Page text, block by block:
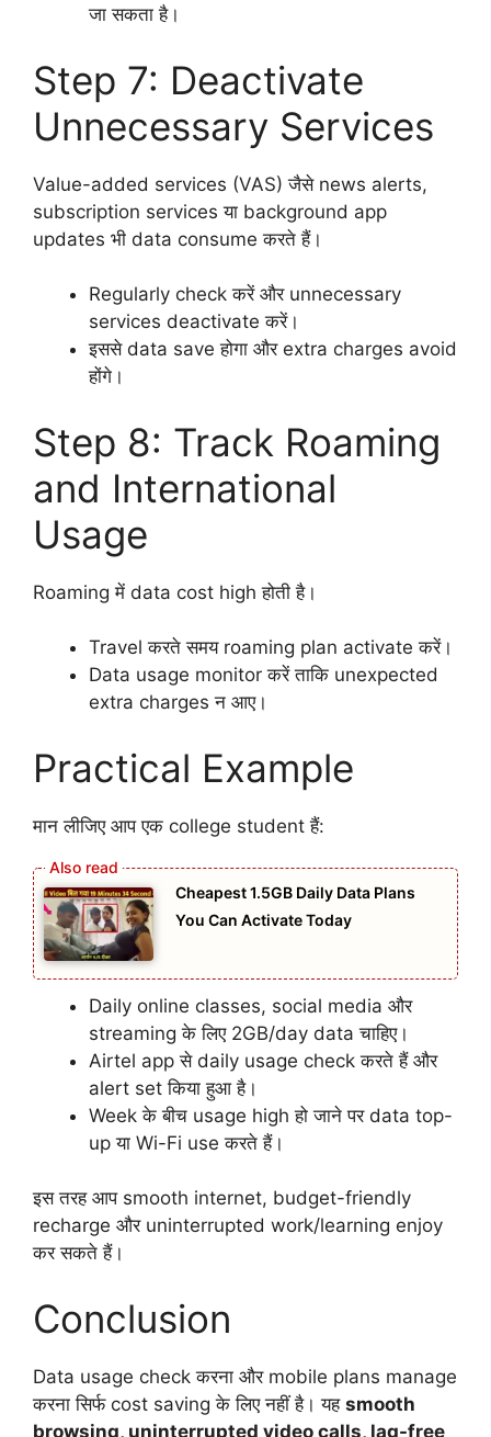
जा सकता है।
Step 7: Deactivate
Unnecessary Services
Value-added services (VAS) जैसे news alerts,
subscription services या background app
updates भी data consume करते हैं।
Regularly check करें और unnecessary
services deactivate करें।
इससे data save होगा और extra charges avoid
होंगे।
Step 8: Track Roaming
and International
Usage
Roaming में data cost high होती है।
Travel करते समय roaming plan activate करें।
Data usage monitor करें ताकि unexpected
extra charges न आए।
Practical Example
मान लीजिए आप एक college student हैं:
Cheapest 1.5GB Daily Data Plans
You Can Activate Today
Daily online classes, social media और
streaming के लिए 2GB/day data चाहिए।
Airtel app से daily usage check करते हैं और
alert set किया हुआ है।
Week के बीच usage high हो जाने पर data top-
up या Wi-Fi use करते हैं।
इस तरह आप smooth internet, budget-friendly
recharge और uninterrupted work/learning enjoy
कर सकते हैं।
Conclusion
Data usage check करना और mobile plans manage
करना सिर्फ cost saving के लिए नहीं है। यह smooth
browsing, uninterrupted video calls, lag-free